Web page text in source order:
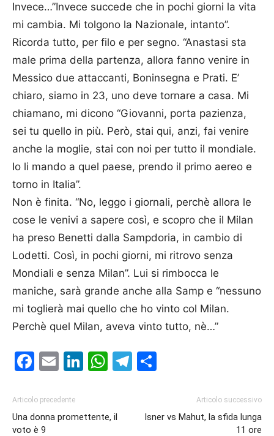
Invece…”Invece succede che in pochi giorni la vita
mi cambia. Mi tolgono la Nazionale, intanto”.
Ricorda tutto, per filo e per segno. “Anastasi sta
male prima della partenza, allora fanno venire in
Messico due attaccanti, Boninsegna e Prati. E’
chiaro, siamo in 23, uno deve tornare a casa. Mi
chiamano, mi dicono “Giovanni, porta pazienza,
sei tu quello in più. Però, stai qui, anzi, fai venire
anche la moglie, stai con noi per tutto il mondiale.
Io li mando a quel paese, prendo il primo aereo e
torno in Italia”.
Non è finita. “No, leggo i giornali, perchè allora le
cose le venivi a sapere così, e scopro che il Milan
ha preso Benetti dalla Sampdoria, in cambio di
Lodetti. Così, in pochi giorni, mi ritrovo senza
Mondiali e senza Milan”. Lui si rimbocca le
maniche, sarà grande anche alla Samp e “nessuno
mi toglierà mai quello che ho vinto col Milan.
Perchè quel Milan, aveva vinto tutto, nè…”
Facebook
EmailLinkedIn
WhatsApp
Telegram
Articolo precedente
Una donna promettente, il
voto è 9
Articolo successivo
Isner vs Mahut, la sfida lunga
11 ore